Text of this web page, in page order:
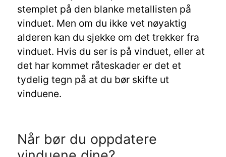
stemplet på den blanke metallisten på
vinduet. Men om du ikke vet nøyaktig
alderen kan du sjekke om det trekker fra
vinduet. Hvis du ser is på vinduet, eller at
det har kommet råteskader er det et
tydelig tegn på at du bør skifte ut
vinduene.
Når bør du oppdatere